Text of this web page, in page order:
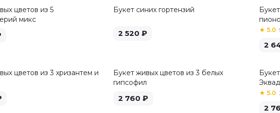
цветов из 5
микс
Букет синих гортензий
2 520 ₽ ★ 5.0·
2
цветов из 3 хризантем и
Букет живых цветов из 3 белых
гипсофил
2 760 ₽
Хит
★ 5.0·
2